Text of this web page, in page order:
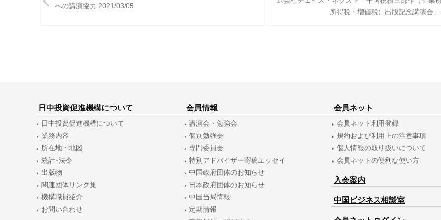
ョ
ン
への講演協力 2021/03/05
所得税・増値税）出版記念講演会
日中投資促進機構について
日中投資促進機構について
業務内容
所在地・地図
統計･法令
出版物
関連団体リンク集
機構職員紹介
お問い合わせ
会員情報
講演会・勉強会
個別勉強会
専門委員会
特別アドバイザー寄稿エッセイ
中国政府団体のお知らせ
日本政府団体のお知らせ
中国当局情報
定期情報
会員ネット
会員ネット利用登録
規約および利用上の注意事項
個人情報の取り扱いについて
会員ネットの便利な使い方
入会案内
中国ビジネス相談室